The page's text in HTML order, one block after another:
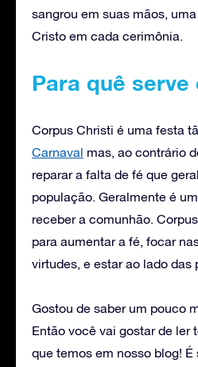
sangrou em suas mãos,
Cristo em cada cerimônia.
Para quê serve
Corpus Christi é uma festa
Carnaval mas, ao contrário
reparar a falta de fé que
população. Geralmente é
receber a comunhão.
para aumentar a fé, focar
virtudes, e estar ao lado das
Gostou de saber um pouco
Então você vai gostar de ler
que temos em nosso blog! É